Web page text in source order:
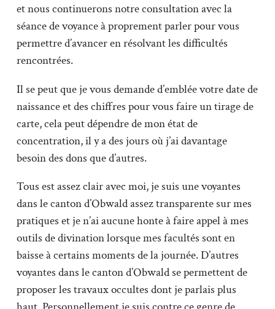
et nous continuerons notre consultation avec la
séance de voyance à proprement parler pour vous
permettre d’avancer en résolvant les difficultés
rencontrées.
Il se peut que je vous demande d’emblée votre date de
naissance et des chiffres pour vous faire un tirage de
carte, cela peut dépendre de mon état de
concentration, il y a des jours où j’ai davantage
besoin des dons que d’autres.
Tous est assez clair avec moi, je suis une voyantes
dans le canton d’Obwald assez transparente sur mes
pratiques et je n’ai aucune honte à faire appel à mes
outils de divination lorsque mes facultés sont en
baisse à certains moments de la journée. D’autres
voyantes dans le canton d’Obwald se permettent de
proposer les travaux occultes dont je parlais plus